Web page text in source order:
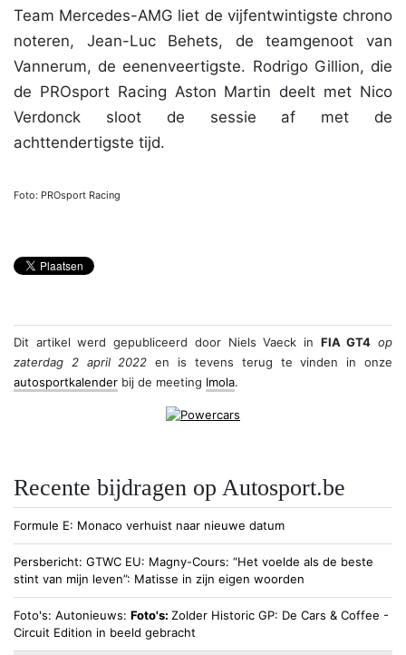
Team Mercedes-AMG liet de vijfentwintigste chrono
noteren, Jean-Luc Behets, de teamgenoot van
Vannerum, de eenenveertigste. Rodrigo Gillion, die
de PROsport Racing Aston Martin deelt met Nico
Verdonck sloot de sessie af met de
achttendertigste tijd.
Foto: PROsport Racing
Dit artikel werd gepubliceerd door Niels Vaeck in FIA GT4 op
zaterdag 2 april 2022 en is tevens terug te vinden in onze
autosportkalender bij de meeting Imola.
Recente bijdragen op Autosport.be
Formule E Monaco verhuist naar nieuwe datum
Persbericht GTWC EU
Magny-Cours: “Het voelde als de beste
stint van mijn leven”: Matisse in zijn eigen woorden
Foto's Autonieuws Foto's: Zolder Historic GP: De Cars & Coffee -
Circuit Edition in beeld gebracht